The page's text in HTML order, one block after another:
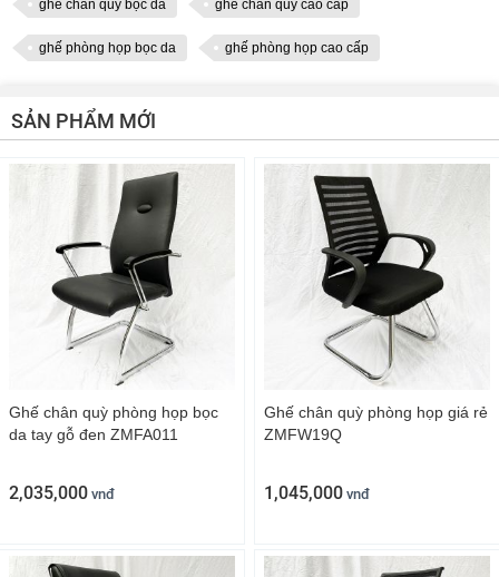
ghế chân quỳ bọc da ghế chân quỳ cao cấp
ghế phòng họp bọc da ghế phòng họp cao cấp
SẢN PHẨM MỚI
Ghế chân quỳ phòng họp bọc
da tay gỗ đen ZMFA011
2,035,000 vnđ
Ghế chân quỳ phòng họp giá rẻ
ZMFW19Q
1,045,000 vnđ